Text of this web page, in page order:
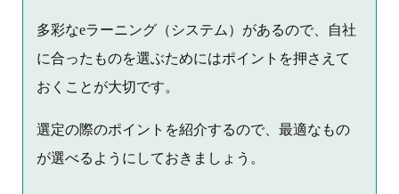
多彩なeラーニング（システム）があるので、自社
に合ったものを選ぶためにはポイントを押さえて
おくことが大切です。
選定の際のポイントを紹介するので、最適なもの
が選べるようにしておきましょう。